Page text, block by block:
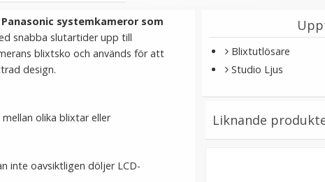
systemkameror som
snabba slutartider upp till
blixtsko och används för att
design.
olika blixtar eller
inte oavsiktligen döljer LCD-
Blixtutlösare
Studio Ljus
Liknande